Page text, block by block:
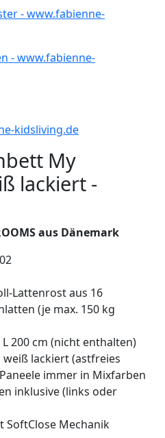
My
lackiert -
aus Dänemark
Lattenrost aus 16
(je max. 150 kg
L 200 cm (nicht enthalten)
weiß lackiert (astfreies
immer in Mixfarben
inklusive (links oder
SoftClose Mechanik